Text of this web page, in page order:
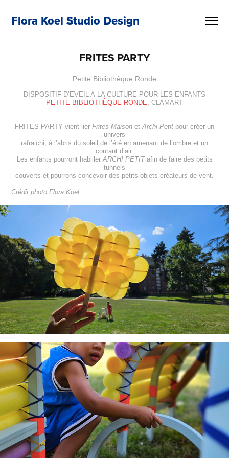
Flora Koel Studio Design
FRITES PARTY
Petite Bibliothèque Ronde
DISPOSITIF D’EVEIL A LA CULTURE POUR LES ENFANTS
PETITE BIBLIOTHÈQUE RONDE, CLAMART
FRITES PARTY vient lier Frites Maison etArchi Petit pour créer un
univers
rafraichi, à l’abris du soleil de l’été en amenant de l’ombre et un
courant d’air.
Les enfants pourront habillerARCHI PETITafin de faire des petits
tunnels
couverts et pourrons concevoir des petits objets créateurs de vent.
Crédit photo Flora Koel